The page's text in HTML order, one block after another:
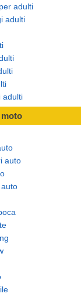
adulti
adulti
adulti
auto